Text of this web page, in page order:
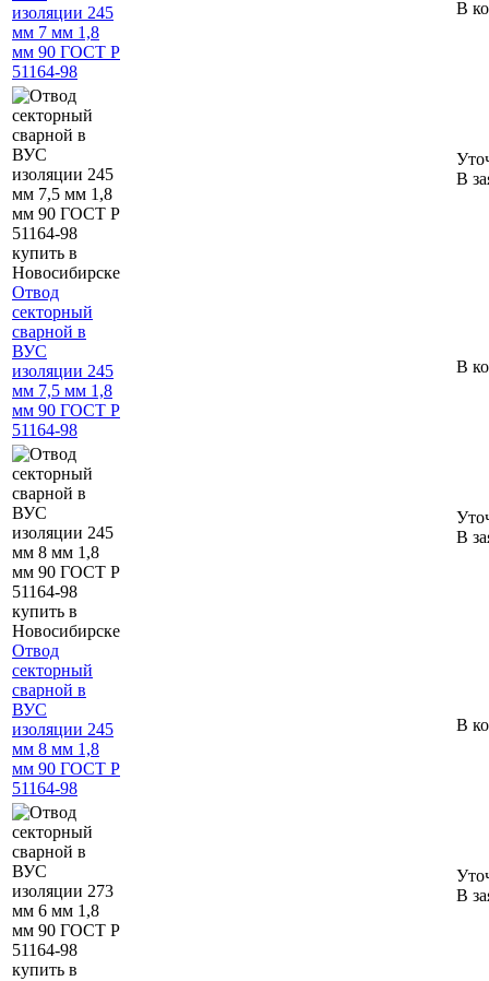
изоляции 245
мм 7 мм 1,8
мм 90 ГОСТ Р
51164-98
В
Отвод
секторный
сварной в
ВУС
изоляции 245
мм 7,5 мм 1,8
мм 90 ГОСТ Р
51164-98
В
В
Отвод
секторный
сварной в
ВУС
изоляции 245
мм 8 мм 1,8
мм 90 ГОСТ Р
51164-98
В
В
В